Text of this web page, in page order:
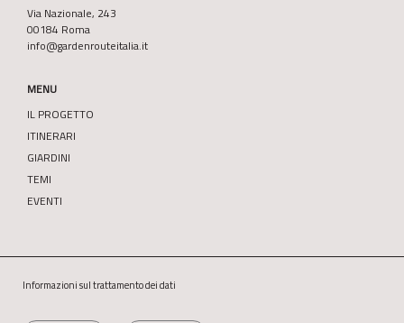
Via Nazionale, 243
00184 Roma
info@gardenrouteitalia.it
MENU
IL PROGETTO
ITINERARI
GIARDINI
TEMI
EVENTI
Informazioni sul trattamento dei dati